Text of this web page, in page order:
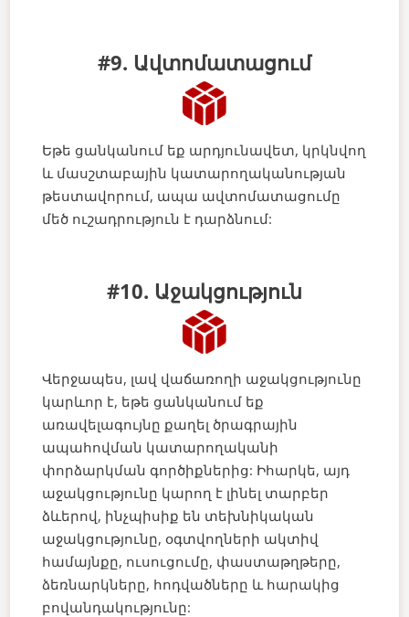
#9. Ավտոմատացում
Եթե ​​ցանկանում եք արդյունավետ, կրկնվող
և մասշտաբային կատարողականության
թեստավորում, ապա ավտոմատացումը
մեծ ուշադրություն է դարձնում:
#10. Աջակցություն
Վերջապես, լավ վաճառողի աջակցությունը
կարևոր է, եթե ցանկանում եք
առավելագույնը քաղել ծրագրային
ապահովման կատարողականի
փորձարկման գործիքներից: Իհարկե, այդ
աջակցությունը կարող է լինել տարբեր
ձևերով, ինչպիսիք են տեխնիկական
աջակցությունը, օգտվողների ակտիվ
համայնքը, ուսուցումը, փաստաթղթերը,
ձեռնարկները, հոդվածները և հարակից
բովանդակությունը: